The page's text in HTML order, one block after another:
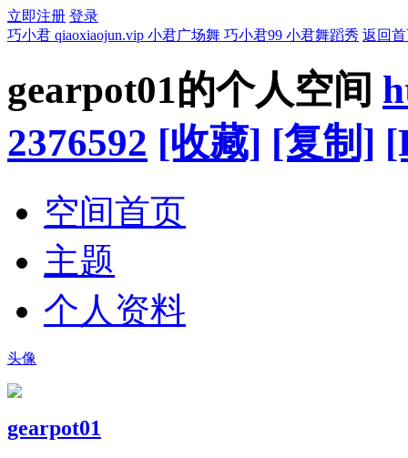
立即注册 登录
巧小君 qiaoxiaojun.vip 小君广场舞 巧小君99 小君舞蹈秀 返回
gearpot01的个人空间
2376592 [收藏] [复制]
空间首页
主题
个人资料
头像
gearpot01